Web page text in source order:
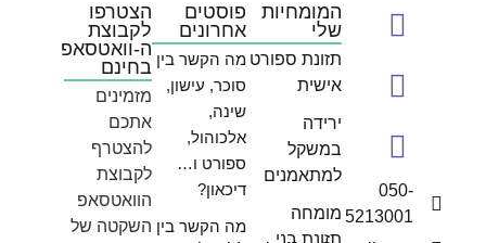
050-
5213001
המומחיות
שלי
תזונת ספורט
אישית
ירידה
במשקל
למתאמנים
מומחה
פוסטים
אחרונים
מה הקשר בין
סוכר, עישון,
שינה,
אלכוהול,
ספורט ו…
דיכאון?
מה הקשר בין
הצטרפו
לקבוצת
ה-וואטסאפ
בחינם
מזמינים
אתכם
להצטרף
לקבוצת
הוואטסאפ
השקטה של